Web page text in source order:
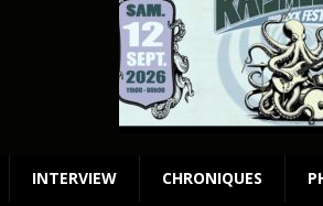
INTERVIEW CHRONIQUES